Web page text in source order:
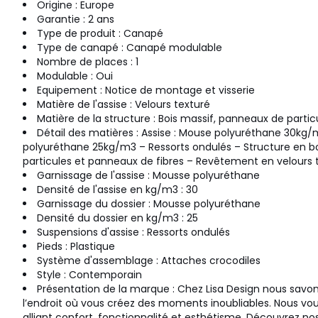
Origine : Europe
Garantie : 2 ans
Type de produit : Canapé
Type de canapé : Canapé modulable
Nombre de places : 1
Modulable : Oui
Equipement : Notice de montage et visserie
Matière de l'assise : Velours texturé
Matière de la structure : Bois massif, panneaux de
Détail des matières : Assise : Mouse polyuréthane 30kg/
polyuréthane 25kg/m3 – Ressorts ondulés – Structure en
particules et panneaux de fibres – Revêtement en velours
Garnissage de l'assise : Mousse polyuréthane
Densité de l'assise en kg/m3 : 30
Garnissage du dossier : Mousse polyuréthane
Densité du dossier en kg/m3 : 25
Suspensions d'assise : Ressorts ondulés
Pieds : Plastique
Système d'assemblage : Attaches crocodiles
Style : Contemporain
Présentation de la marque : Chez Lisa Design nous
l’endroit où vous créez des moments inoubliables. Nous